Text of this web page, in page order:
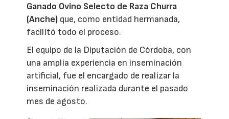
Ganado Ovino Selecto de Raza Churra
(Anche) que, como entidad hermanada,
facilitó todo el proceso.
El equipo de la Diputación de Córdoba, con
una amplia experiencia en inseminación
artificial, fue el encargado de realizar la
inseminación realizada durante el pasado
mes de agosto.